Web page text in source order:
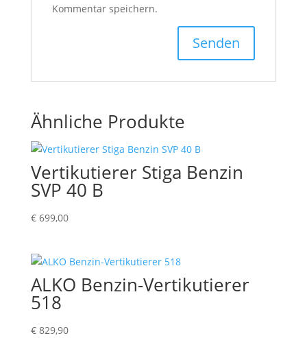
Kommentar speichern.
Ähnliche Produkte
Vertikutierer Stiga Benzin
SVP 40 B
€699,00
ALKO Benzin-Vertikutierer
518
€829,90